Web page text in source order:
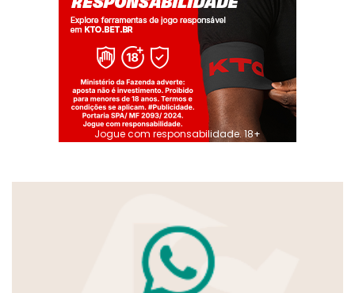
Jogue com responsabilidade. 18+